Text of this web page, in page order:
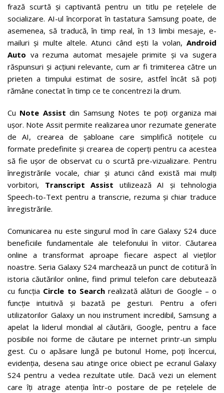
frază scurtă și captivantă pentru un titlu pe rețelele de
socializare. AI-ul încorporat în tastatura Samsung poate, de
asemenea, să traducă, în timp real, în 13 limbi mesaje, e-
mailuri și multe altele. Atunci când ești la volan, Android
Auto va rezuma automat mesajele primite și va sugera
răspunsuri și acțiuni relevante, cum ar fi trimiterea către un
prieten a timpului estimat de sosire, astfel încât să poți
rămâne conectat în timp ce te concentrezi la drum.
Cu Note Assist din Samsung Notes te poți organiza mai
ușor. Note Assit permite realizarea unor rezumate generate
de AI, crearea de șabloane
care simplifică notițele cu
formate predefinite și crearea de coperți pentru ca acestea
să fie ușor de observat cu o scurtă pre-vizualizare. Pentru
înregistrările vocale, chiar și atunci când există mai mulți
vorbitori, Transcript Assist utilizează AI și tehnologia
Speech-to-Text pentru a transcrie, rezuma și chiar traduce
înregistrările.
Comunicarea nu este singurul mod în care Galaxy S24 duce
beneficiile fundamentale ale telefonului în viitor. Căutarea
online a transformat aproape fiecare aspect al vieților
noastre. Seria Galaxy S24 marchează un punct de cotitură în
istoria căutărilor online, fiind primul telefon care debutează
cu funcția Circle to Searchrealizată alături de Google – o
funcție intuitivă și bazată pe gesturi. Pentru a oferi
utilizatorilor Galaxy un nou instrument incredibil, Samsung a
apelat la liderul mondial al căutării, Google, pentru a face
posibile noi forme de căutare pe internet printr-un simplu
gest. Cu o apăsare lungă pe butonul Home, poți încercui,
evidenția, desena sau atinge orice obiect pe ecranul Galaxy
S24 pentru a vedea rezultate utile. Dacă vezi un element
care îți atrage atenția într-o postare de pe rețelele de